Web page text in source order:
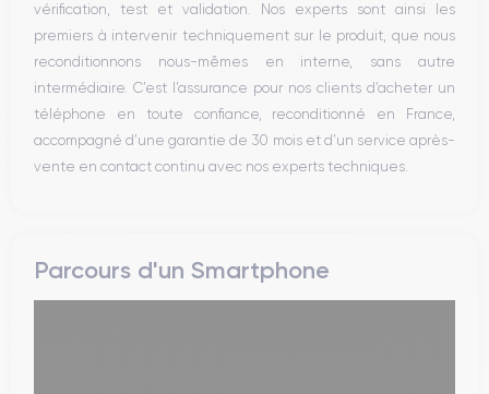
vérification, test et validation. Nos experts sont ainsi les
premiers à intervenir techniquement sur le produit, que nous
reconditionnons nous-mêmes en interne, sans autre
intermédiaire. C’est l’assurance pour nos clients d’acheter un
téléphone en toute confiance, reconditionné en France,
accompagné d’une garantie de 30 mois et d’un service après-
vente en contact continu avec nos experts techniques.
Parcours d'un Smartphone